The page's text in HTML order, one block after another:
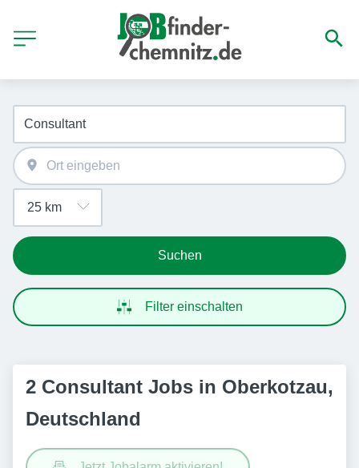
Suchen
Filter einschalten
2 Consultant Jobs in Oberkotzau,
Deutschland